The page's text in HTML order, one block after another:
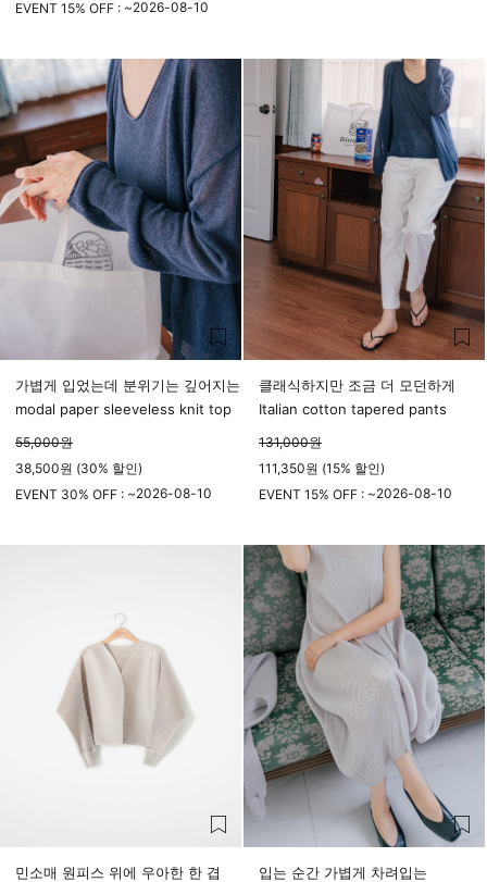
EVENT 15% OFF : ~2026-08-10
가볍게 입었는데 분위기는 깊어지는
modal paper sleeveless knit top
55,000원
38,500원 (30% 할인)
EVENT 30% OFF : ~2026-08-10
클래식하지만 조금 더 모던하게
Italian cotton tapered pants
131,000원
111,350원 (15% 할인)
EVENT 15% OFF : ~2026-08-10
민소매 원피스 위에 우아한 한 겹
입는 순간 가볍게 차려입는